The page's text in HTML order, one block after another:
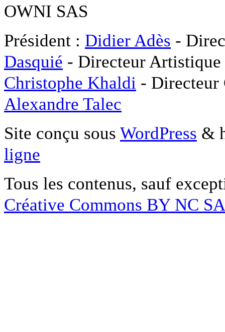
OWNI SAS
Président : Didier Adès -
Dasquié - Directeur
Christophe Khaldi -
Alexandre Talec
Site conçu sous WordPress &
ligne
Tous les contenus, sauf
Créative Commons BY NC SA